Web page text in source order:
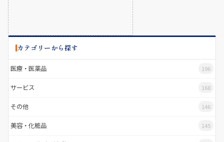
カテゴリーから探す
医療・医薬品 196
サービス 168
その他 146
美容・化粧品 145